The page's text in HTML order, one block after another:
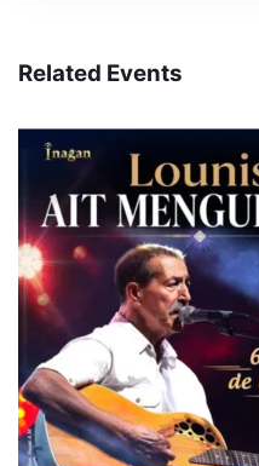
Related Events